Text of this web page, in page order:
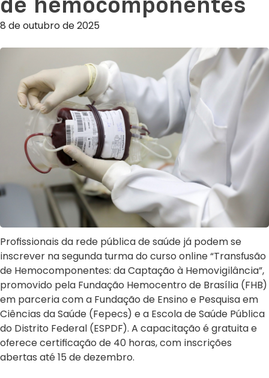
8 de outubro de 2025
Profissionais da rede pública de saúde já podem se
inscrever na segunda turma do curso online “Transfusão
de Hemocomponentes: da Captação à Hemovigilância”,
promovido pela Fundação Hemocentro de Brasília (FHB)
em parceria com a Fundação de Ensino e Pesquisa em
Ciências da Saúde (Fepecs) e a Escola de Saúde Pública
do Distrito Federal (ESPDF). A capacitação é gratuita e
oferece certificação de 40 horas, com inscrições
abertas até 15 de dezembro.